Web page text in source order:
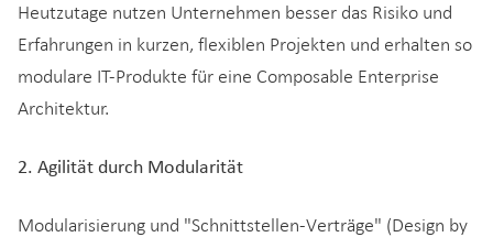
Heutzutage nutzen Unternehmen besser das Risiko und
Erfahrungen in kurzen, flexiblen Projekten und erhalten so
modulare IT-Produkte für eine Composable Enterprise
Architektur.
2. Agilität durch Modularität
Modularisierung und "Schnittstellen-Verträge" (Design by